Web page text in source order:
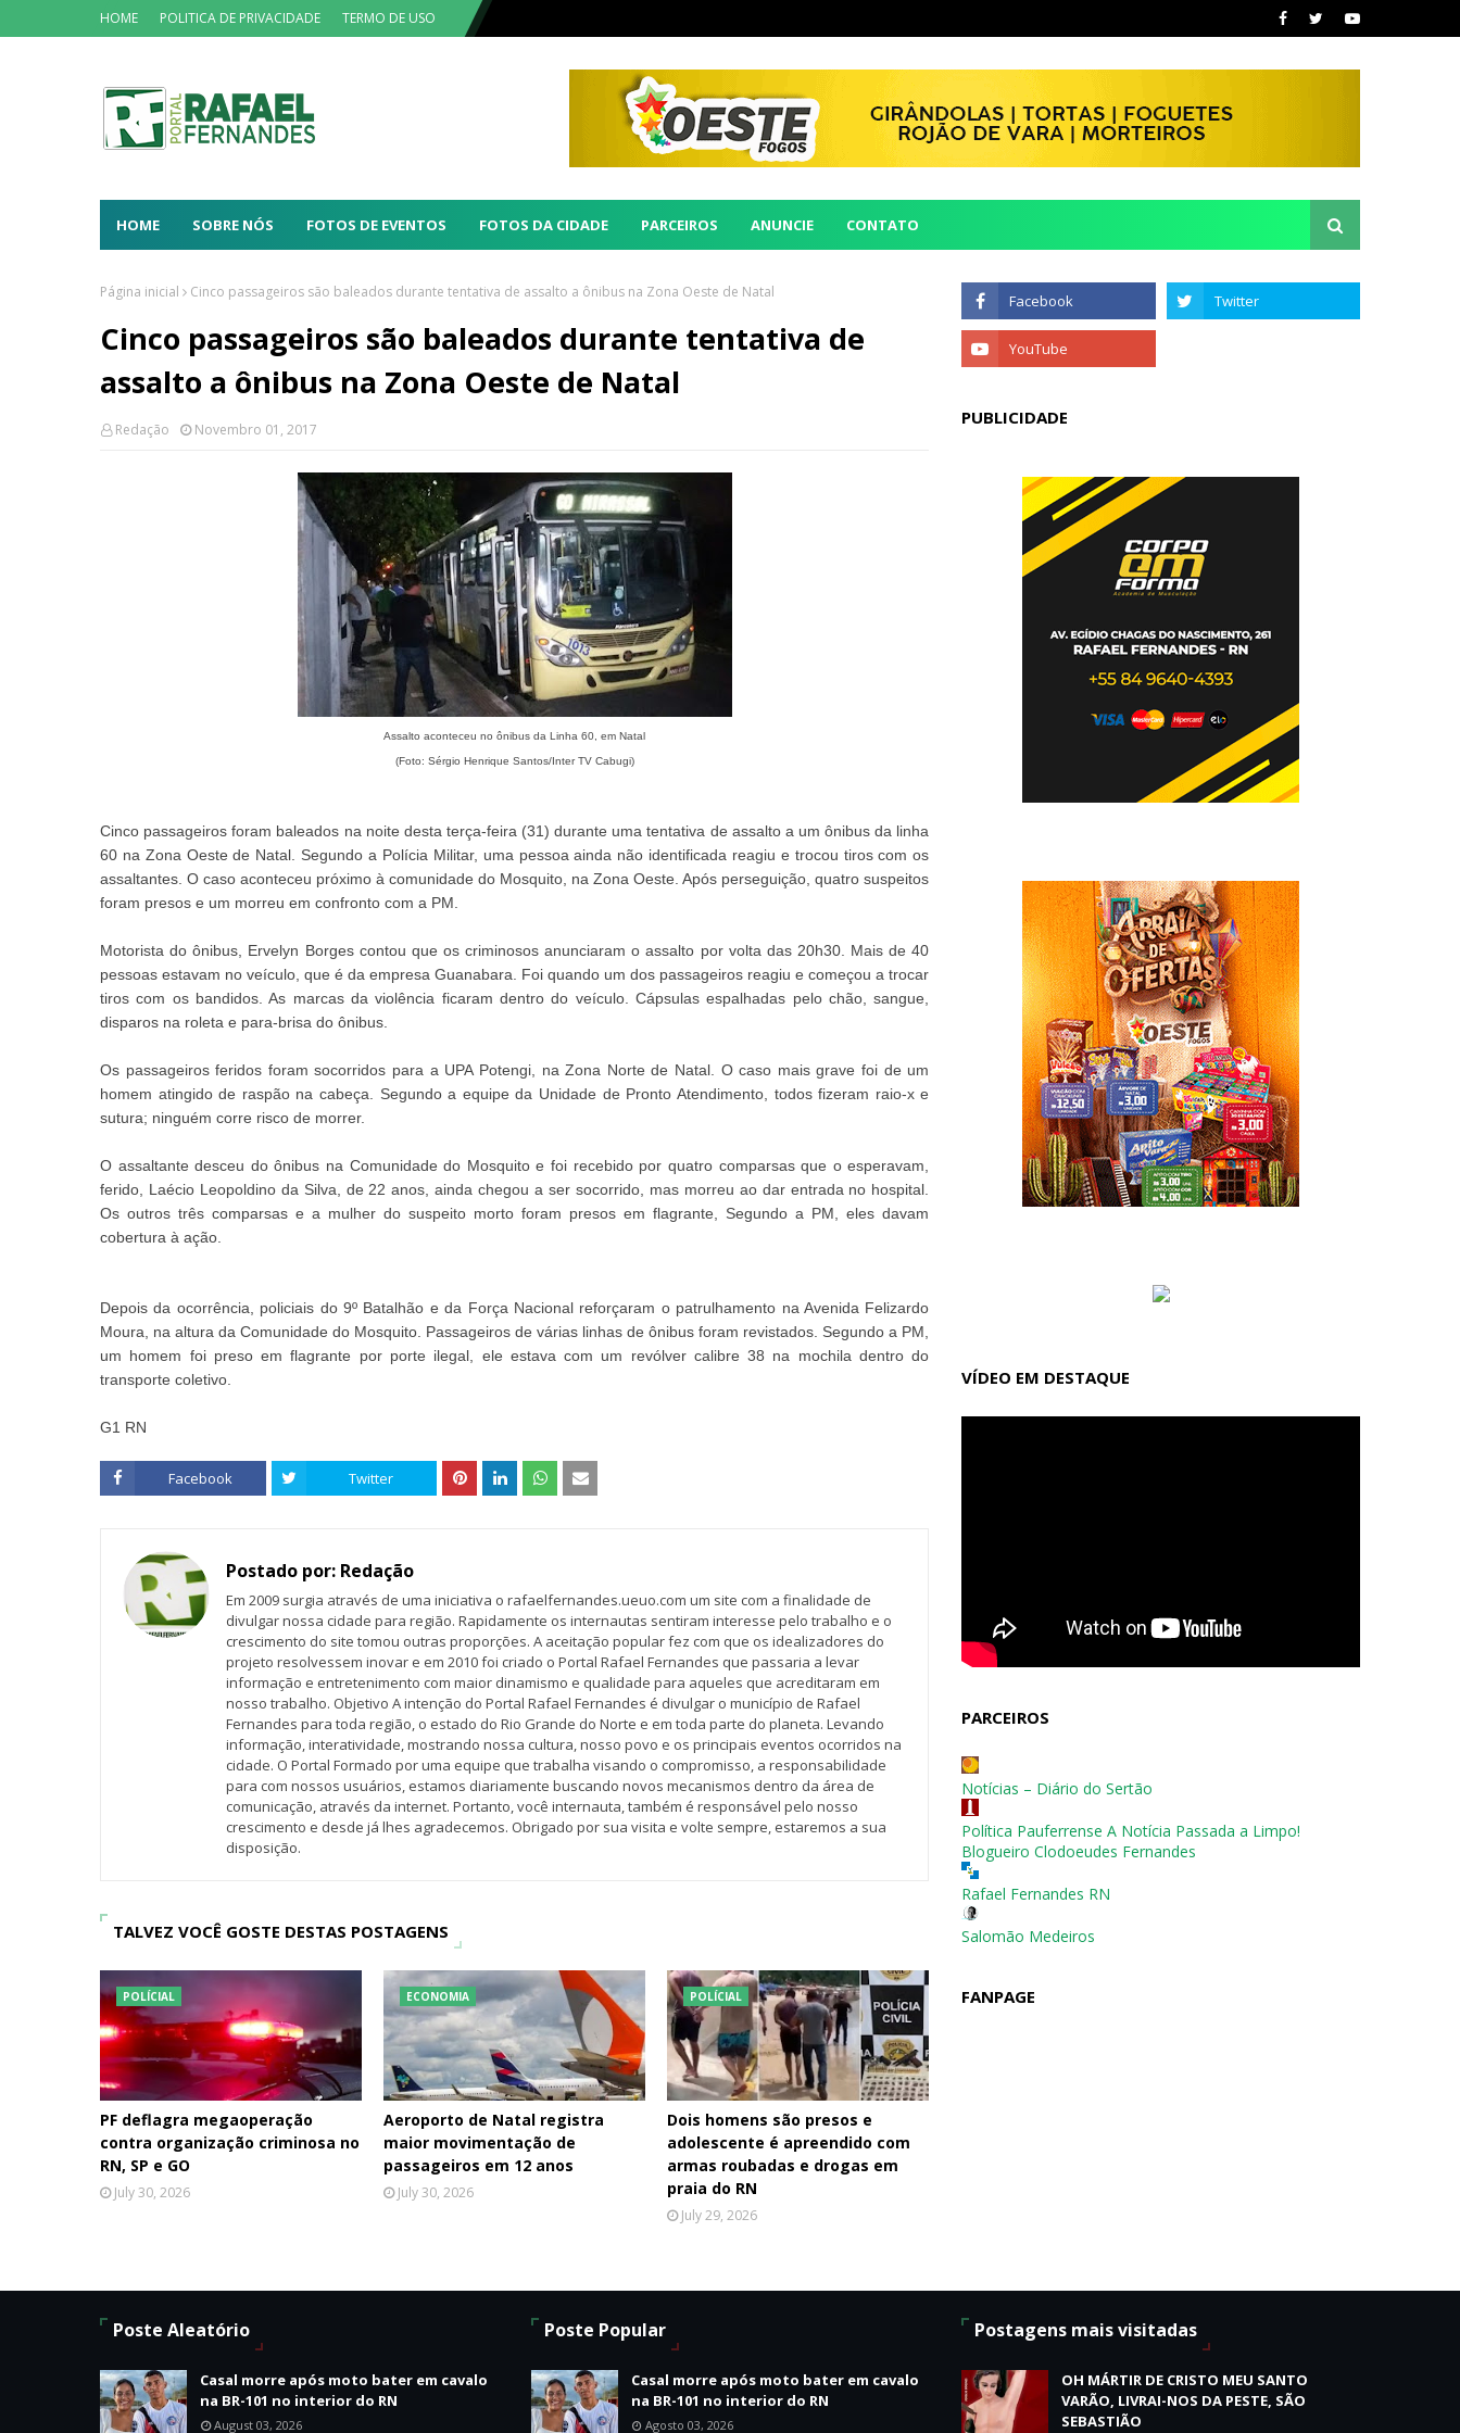
HOME POLITICA DE PRIVACIDADE TERMO DE USO
HOME SOBRE NÓS FOTOS DE EVENTOS FOTOS DA CIDADE PARCEIROS ANUNCIE CONTATO
Página inicial Cinco passageiros são baleados durante tentativa de assalto a ônibus na Zona Oeste de Natal
Cinco passageiros são baleados durante tentativa de
assalto a ônibus na Zona Oeste de Natal
Redação Novembro 01, 2017
Assalto aconteceu no ônibus da Linha 60, em Natal
(Foto: Sérgio Henrique Santos/Inter TV Cabugi)
Cinco passageiros foram baleados na noite desta terça-feira (31) durante uma tentativa de assalto a um ônibus da linha
60 na Zona Oeste de Natal. Segundo a Polícia Militar, uma pessoa ainda não identificada reagiu e trocou tiros com os
assaltantes. O caso aconteceu próximo à comunidade do Mosquito, na Zona Oeste. Após perseguição, quatro suspeitos
foram presos e um morreu em confronto com a PM.
Motorista do ônibus, Ervelyn Borges contou que os criminosos anunciaram o assalto por volta das 20h30. Mais de 40
pessoas estavam no veículo, que é da empresa Guanabara. Foi quando um dos passageiros reagiu e começou a trocar
tiros com os bandidos. As marcas da violência ficaram dentro do veículo. Cápsulas espalhadas pelo chão, sangue,
disparos na roleta e para-brisa do ônibus.
Os passageiros feridos foram socorridos para a UPA Potengi, na Zona Norte de Natal. O caso mais grave foi de um
homem atingido de raspão na cabeça. Segundo a equipe da Unidade de Pronto Atendimento, todos fizeram raio-x e
sutura; ninguém corre risco de morrer.
O assaltante desceu do ônibus na Comunidade do Mosquito e foi recebido por quatro comparsas que o esperavam,
ferido, Laécio Leopoldino da Silva, de 22 anos, ainda chegou a ser socorrido, mas morreu ao dar entrada no hospital.
Os outros três comparsas e a mulher do suspeito morto foram presos em flagrante, Segundo a PM, eles davam
cobertura à ação.
Depois da ocorrência, policiais do 9º Batalhão e da Força Nacional reforçaram o patrulhamento na Avenida Felizardo
Moura, na altura da Comunidade do Mosquito. Passageiros de várias linhas de ônibus foram revistados. Segundo a PM,
um homem foi preso em flagrante por porte ilegal, ele estava com um revólver calibre 38 na mochila dentro do
transporte coletivo.
G1 RN
Facebook Twitter
Postado por: Redação
Em 2009 surgia através de uma iniciativa o rafaelfernandes.ueuo.com um site com a finalidade de
divulgar nossa cidade para região. Rapidamente os internautas sentiram interesse pelo trabalho e o
crescimento do site tomou outras proporções. A aceitação popular fez com que os idealizadores do
projeto resolvessem inovar e em 2010 foi criado o Portal Rafael Fernandes que passaria a levar
informação e entretenimento com maior dinamismo e qualidade para aqueles que acreditaram em
nosso trabalho. Objetivo A intenção do Portal Rafael Fernandes é divulgar o município de Rafael
Fernandes para toda região, o estado do Rio Grande do Norte e em toda parte do planeta. Levando
informação, interatividade, mostrando nossa cultura, nosso povo e os principais eventos ocorridos na
cidade. O Portal Formado por uma equipe que trabalha visando o compromisso, a responsabilidade
para com nossos usuários, estamos diariamente buscando novos mecanismos dentro da área de
comunicação, através da internet. Portanto, você internauta, também é responsável pelo nosso
crescimento e desde já lhes agradecemos. Obrigado por sua visita e volte sempre, estaremos a sua
disposição.
TALVEZ VOCÊ GOSTE DESTAS POSTAGENS
POLÍCIAL
PF deflagra megaoperação
contra organização criminosa no
RN, SP e GO
July 30, 2026
ECONOMIA
Aeroporto de Natal registra
maior movimentação de
passageiros em 12 anos
July 30, 2026
POLÍCIAL
Dois homens são presos e
adolescente é apreendido com
armas roubadas e drogas em
praia do RN
July 29, 2026
PUBLICIDADE
VÍDEO EM DESTAQUE
PARCEIROS
Notícias – Diário do Sertão
Política Pauferrense A Notícia Passada a Limpo!
Blogueiro Clodoeudes Fernandes
Rafael Fernandes RN
Salomão Medeiros
FANPAGE
Poste Aleatório
Casal morre após moto bater em cavalo
na BR-101 no interior do RN
August 03, 2026
Poste Popular
Casal morre após moto bater em cavalo
na BR-101 no interior do RN
Agosto 03, 2026
Postagens mais visitadas
OH MÁRTIR DE CRISTO MEU SANTO
VARÃO, LIVRAI-NOS DA PESTE, SÃO
SEBASTIÃO